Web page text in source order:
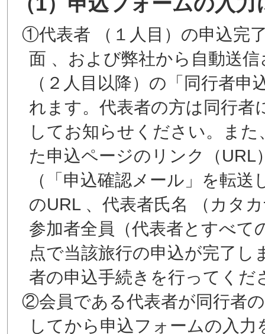
①代表者 （１人目）の申込完
面 、および弊社から自動送
（２人目以降）の「同行者
れます。代表者の方は同行者
してお知らせください。ま
た申込ページのリンク（
（「申込確認メール」を転
のURL 、代表者氏名 （カタ
参加者全員（代表者とすべて
点で当該旅行の申込が完了
者の申込手続きを行ってくだ
②会員である代表者が同行者
してから申込フォームの入